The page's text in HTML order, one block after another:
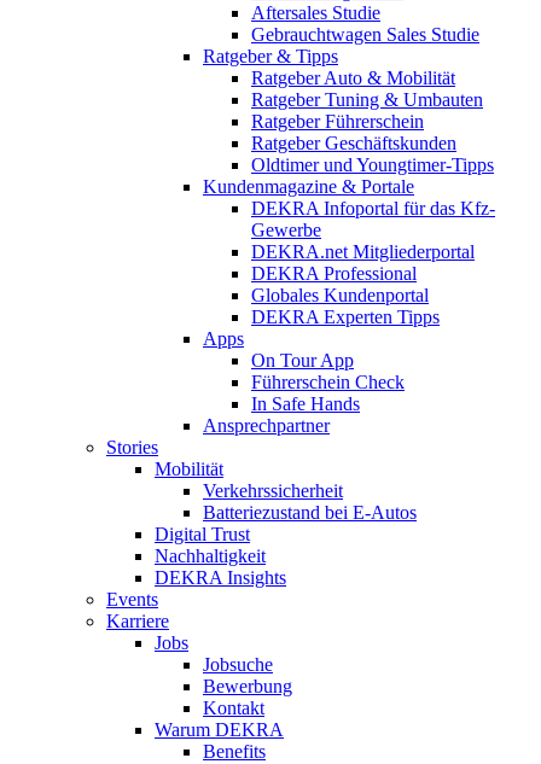
Aftersales Studie
Gebrauchtwagen Sales Studie
Ratgeber & Tipps
Ratgeber Auto & Mobilität
Ratgeber Tuning & Umbauten
Ratgeber Führerschein
Ratgeber Geschäftskunden
Oldtimer und Youngtimer-Tipps
Kundenmagazine & Portale
DEKRA Infoportal für das Kfz-
Gewerbe
DEKRA.net Mitgliederportal
DEKRA Professional
Globales Kundenportal
DEKRA Experten Tipps
Apps
On Tour App
Führerschein Check
In Safe Hands
Ansprechpartner
Stories
Mobilität
Verkehrssicherheit
Batteriezustand bei E-Autos
Digital Trust
Nachhaltigkeit
DEKRA Insights
Events
Karriere
Jobs
Jobsuche
Bewerbung
Kontakt
Warum DEKRA
Benefits